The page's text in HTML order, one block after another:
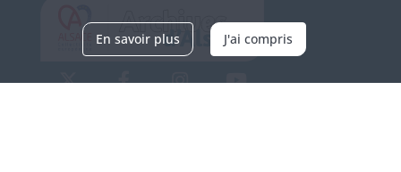
En savoir plus J'ai compris